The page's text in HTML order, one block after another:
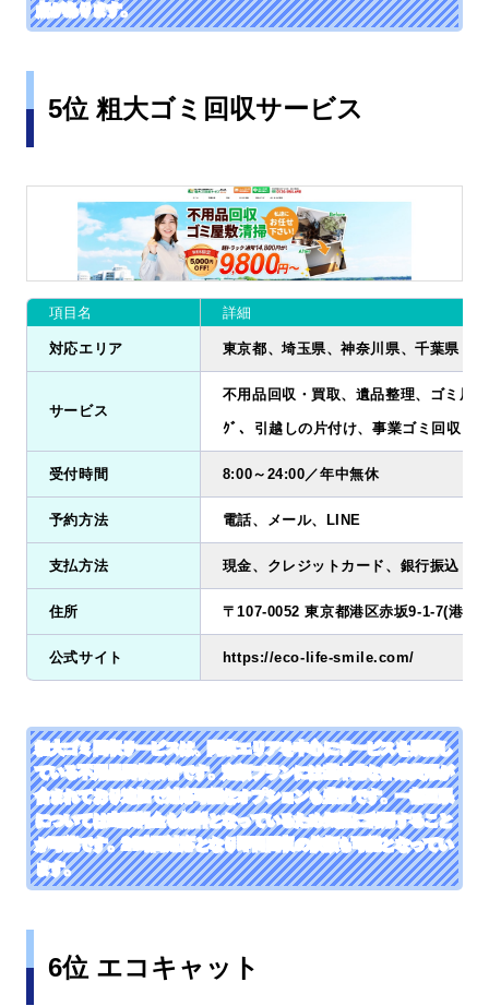
点があります。
5位 粗大ゴミ回収サービス
項目名 詳細
対応エリア 東京都、埼玉県、神奈川県、千葉県
サービス
不用品回収・買取、遺品整理、ゴミ屋
ｸﾞ、引越しの片付け、事業ゴミ回収
受付時間 8:00～24:00／年中無休
予約方法 電話、メール、LINE
支払方法 現金、クレジットカード、銀行振込
住所 〒107-0052 東京都港区赤坂9-1-7(港区
公式サイト https://eco-life-smile.com/
粗大ゴミ回収サービスは、関東エリアを中心にサービスを展開し
ている不用品回収業者です。定額プランには基本的な作業費用が
含まれており追加で対応可能なオプションも豊富です。一都三県
については出張料金も無料となっているため気軽に利用すること
が可能です。24時間対応となり即日回収の依頼も可能となってい
ます。
6位 エコキャット